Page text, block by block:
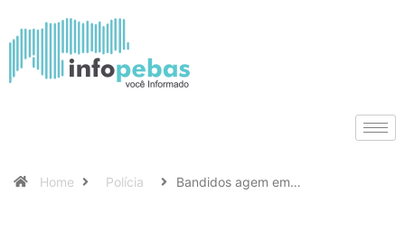
Home Polícia Bandidos agem em…